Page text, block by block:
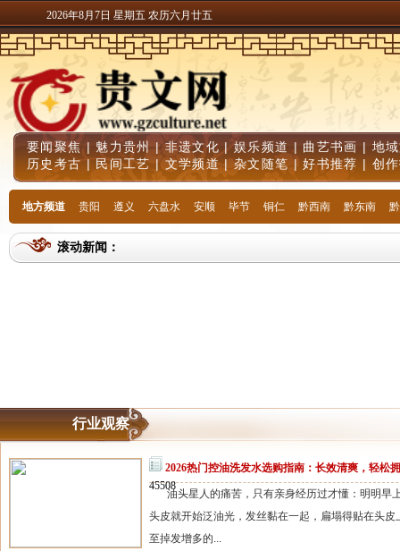
2026年8月7日 星期五 农历六月廿五
要闻聚焦| 魅力贵州|非遗文化 |娱乐频道 | 曲艺书画 | 地
历史考古 | 民间工艺 |文学频道|杂文随笔 |好书推荐 | 创
地方频道 贵阳 遵义 六盘水 安顺 毕节 铜仁 黔西南 黔东南
滚动新闻：
行业观察
2026热门控油洗发水选购指南：长效清爽，轻松拥
45508
油头星人的痛苦，只有亲身经历过才懂：明明早
头皮就开始泛油光，发丝黏在一起，扁塌得贴在头
至掉发增多的...